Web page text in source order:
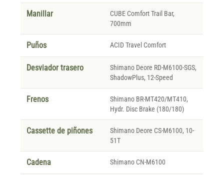
Manillar
CUBE Comfort Trail Bar,
700mm
Puños ACID Travel Comfort
Desviador trasero
Shimano Deore RD-M6100-SGS,
ShadowPlus, 12-Speed
Frenos
Shimano BR-MT420/MT410,
Hydr. Disc Brake (180/180)
Cassette de piñones
Shimano Deore CS-M6100, 10-
51T
Cadena Shimano CN-M6100